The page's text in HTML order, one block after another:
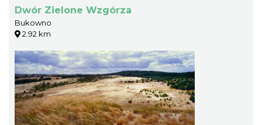
Dwór Zielone Wzgórza
Bukowno
2.92 km